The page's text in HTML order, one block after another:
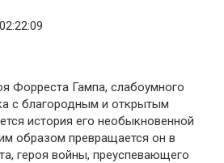
Форреста Гампа, слабоумного
с благородным и открытым
история его необыкновенной
образом превращается он в
героя войны, преуспевающего